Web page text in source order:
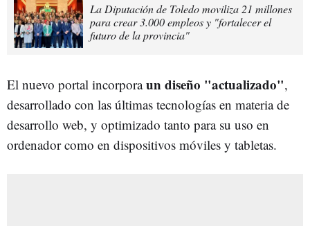
La Diputación de Toledo moviliza 21 millones
para crear 3.000 empleos y "fortalecer el
futuro de la provincia"
El nuevo portal incorporaun diseño "actualizado",
desarrollado con las últimas tecnologías en materia de
desarrollo web, y optimizado tanto para su uso en
ordenador como en dispositivos móviles y tabletas.